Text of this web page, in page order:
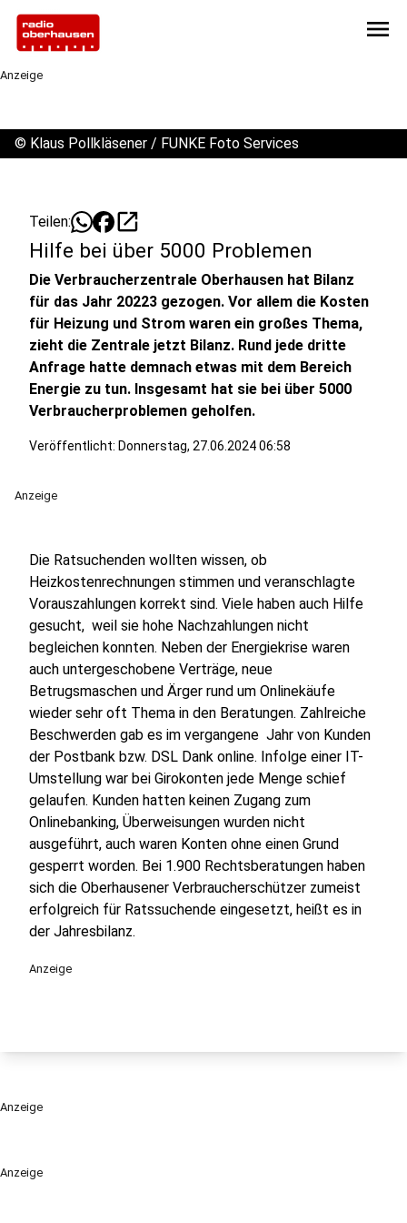
menu
Anzeige
Anzeige
© Klaus Pollkläsener / FUNKE Foto Services
Teilen: open_in_new
Hilfe bei über 5000 Problemen
Die Verbraucherzentrale Oberhausen hat Bilanz
für das Jahr 20223 gezogen. Vor allem die Kosten
für Heizung und Strom waren ein großes Thema,
zieht die Zentrale jetzt Bilanz. Rund jede dritte
Anfrage hatte demnach etwas mit dem Bereich
Energie zu tun. Insgesamt hat sie bei über 5000
Verbraucherproblemen geholfen.
Veröffentlicht: Donnerstag, 27.06.2024 06:58
Anzeige
Die Ratsuchenden wollten wissen, ob
Heizkostenrechnungen stimmen und veranschlagte
Vorauszahlungen korrekt sind. Viele haben auch Hilfe
gesucht, weil sie hohe Nachzahlungen nicht
begleichen konnten. Neben der Energiekrise waren
auch untergeschobene Verträge, neue
Betrugsmaschen und Ärger rund um Onlinekäufe
wieder sehr oft Thema in den Beratungen. Zahlreiche
Beschwerden gab es im vergangene Jahr von Kunden
der Postbank bzw. DSL Dank online. Infolge einer IT-
Umstellung war bei Girokonten jede Menge schief
gelaufen. Kunden hatten keinen Zugang zum
Onlinebanking, Überweisungen wurden nicht
ausgeführt, auch waren Konten ohne einen Grund
gesperrt worden. Bei 1.900 Rechtsberatungen haben
sich die Oberhausener Verbraucherschützer zumeist
erfolgreich für Ratssuchende eingesetzt, heißt es in
der Jahresbilanz.
Anzeige
Anzeige